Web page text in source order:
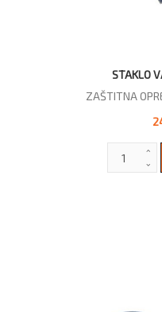
STAKLO
ZAŠTITNA